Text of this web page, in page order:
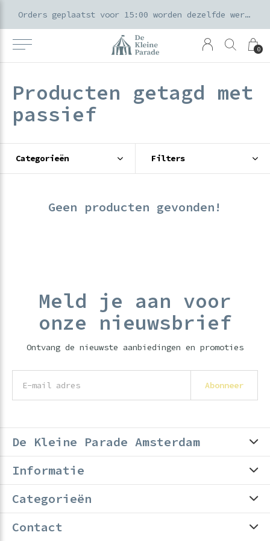
0
Orders geplaatst voor 15:00 worden dezelfde werkdag verzonden
Producten getagd met
passief
Categorieën Filters
Geen producten gevonden!
Meld je aan voor
onze nieuwsbrief
Ontvang de nieuwste aanbiedingen en promoties
Abonneer
De Kleine Parade Amsterdam
Informatie
Categorieën
Contact